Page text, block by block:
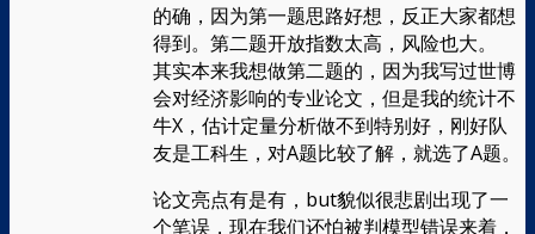
的确，因为第一题思路好想，反正大家都想
得到。第二题开放指数太高，风险也大。
其实本来我想做第二题的，因为我写过世博
会对经济影响的专业论文，但是我的统计不
牛X，估计定量分析做不到特别好，刚好队
友是工科生，对A题比较了解，就选了A题。
论文亮点有是有，but貌似很悲剧出现了一
个笔误，现在我们还怕被判模型错误来着，